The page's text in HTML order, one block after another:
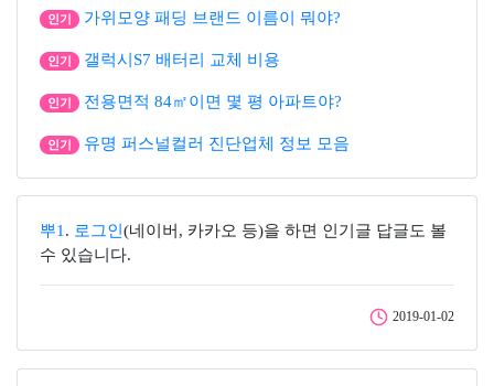
인기 가위모양 패딩 브랜드 이름이 뭐야?
인기 갤럭시S7 배터리 교체 비용
인기 전용면적 84㎡이면 몇 평 아파트야?
인기 유명 퍼스널컬러 진단업체 정보 모음
뿌1 . 로그인 (네이버, 카카오 등)을 하면 인기글 답글도 볼
수 있습니다.
2019-01-02